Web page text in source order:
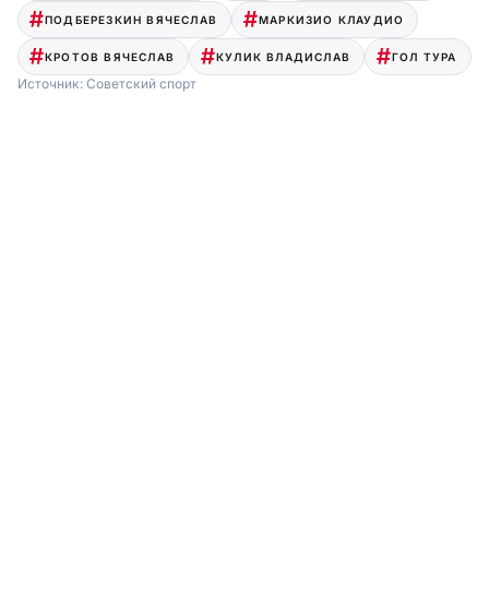
ПОДБЕРЕЗКИН ВЯЧЕСЛАВ МАРКИЗИО КЛАУДИО
КРОТОВ ВЯЧЕСЛАВ КУЛИК ВЛАДИСЛАВ ГОЛ ТУРА
Источник: Советский спорт